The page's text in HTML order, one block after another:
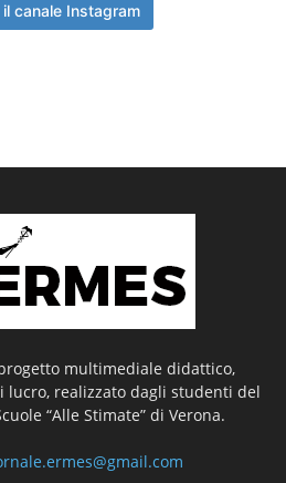
canale Instagram
multimediale didattico,
lucro, realizzato dagli studenti del
“Alle Stimate” di Verona.